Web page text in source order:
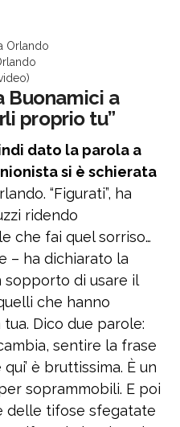
Buonamici a
proprio tu”
dato la parola a
si è schierata
“Figurati”, ha
ridendo
che fai quel sorriso…
– ha dichiarato la
sopporto di usare il
che hanno
Dico due parole:
sentire la frase
è bruttissima. È un
soprammobili. E poi
delle tifose sfegatate